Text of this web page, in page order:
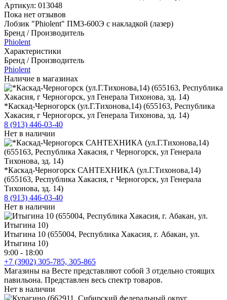
Артикул: 013048
Пока нет отзывов
Лобзик "Phiolent" ПМ3-600Э с накладкой (лазер)
Бренд / Производитель
Phiolent
Характеристики
Бренд / Производитель
Phiolent
Наличие в магазинах
*Каскад-Черногорск (ул.Г.Тихонова,14) (655163, Республика
Хакасия, г Черногорск, ул Генерала Тихонова, зд. 14)
8 (913) 446-03-40
Нет в наличии
*Каскад-Черногорск САНТЕХНИКА (ул.Г.Тихонова,14)
(655163, Республика Хакасия, г Черногорск, ул Генерала
Тихонова, зд. 14)
8 (913) 446-03-40
Нет в наличии
Итыгина 10 (655004, Республика Хакасия, г. Абакан, ул.
Итыгина 10)
9:00 - 18:00
+7 (3902) 305-785, 305-865
Магазины на Весте представляют собой 3 отдельно стоящих
павильона. Представлен весь спектр товаров.
Нет в наличии